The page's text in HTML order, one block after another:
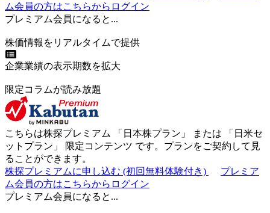
ム会員の方はこちらからログイン
プレミアム会員になると...
株価情報をリアルタイムで提供
企業業績の表示期数を拡大
限定コラムが読み放題
こちらは株探プレミアム 「 日本株プラン 」 または 「 日米セ
ットプラン 」 限定コンテンツ です。プランをご契約して見
ることができます。
株探プレミアムに申し込む (初回無料体験付き)
プレミア
ム会員の方はこちらからログイン
プレミアム会員になると...